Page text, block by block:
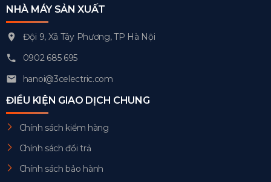
NHÀ MÁY SẢN XUẤT
Đội 9, Xã Tây Phương, TP Hà Nội
0902 685 695
hanoi@3celectric.com
ĐIỀU KIỆN GIAO DỊCH CHUNG
Chính sách kiểm hàng
Chính sách đổi trả
Chính sách bảo hành